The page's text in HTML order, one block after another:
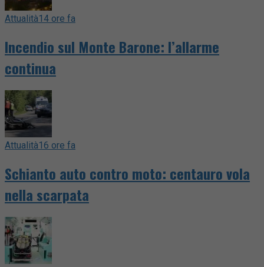
Attualità14 ore fa
Incendio sul Monte Barone: l’allarme
continua
Attualità16 ore fa
Schianto auto contro moto: centauro vola
nella scarpata